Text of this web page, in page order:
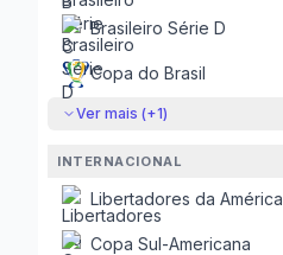
Brasileiro Série D
Copa do Brasil
Ver mais (+1)
INTERNACIONAL
Libertadores da América
Copa Sul-Americana